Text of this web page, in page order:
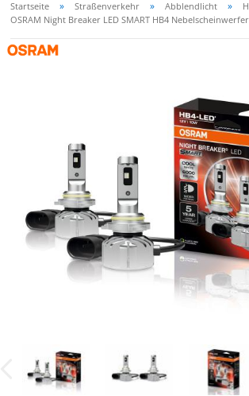
Startseite » Straßenverkehr » Abblendlicht »
OSRAM Night Breaker LED SMART HB4